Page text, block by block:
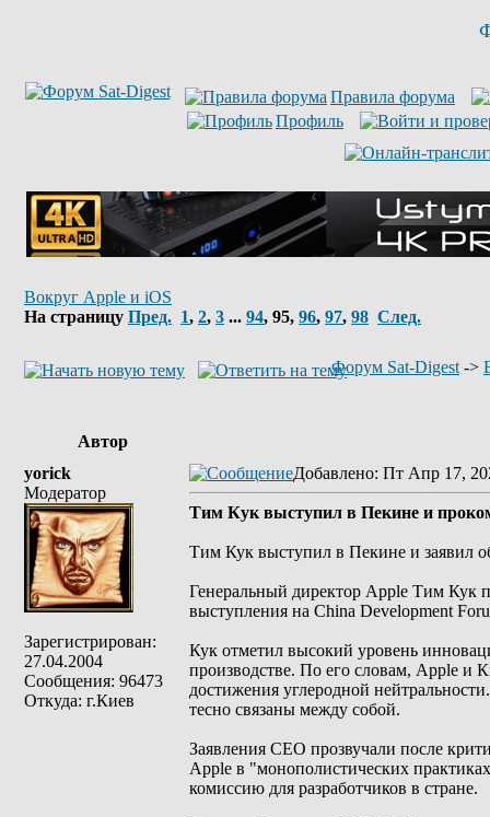
Правила форума
Профиль
Вокруг Apple и iOS
На страницу Пред. 1, 2, 3 ... 94, 95, 96, 97, 98 След.
Форум Sat-Digest ->
Автор
yorick
Модератор
Зарегистрирован:
27.04.2004
Сообщения: 96473
Откуда: г.Киев
Добавлено: Пт Апр 17,
Тим Кук выступил в Пекине и
Тим Кук выступил в Пекине и заявил
Генеральный директор Apple Тим Кук
выступления на China Development
Кук отметил высокий уровень
производстве. По его словам, Apple и
достижения углеродной
тесно связаны между собой.
Заявления CEO прозвучали после
Apple в "монополистических
комиссию для разработчиков в стране.